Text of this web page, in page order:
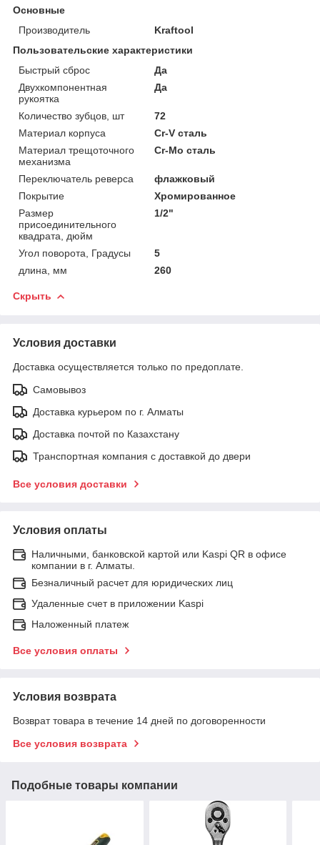
Основные
Производитель
Kraftool
Пользовательские характеристики
Быстрый сброс
Да
Двухкомпонентная
рукоятка
Да
Количество зубцов, шт
72
Материал корпуса
Cr-V сталь
Материал трещоточного
механизма
Cr-Mo сталь
Переключатель реверса
флажковый
Покрытие
Хромированное
Размер
присоединительного
квадрата, дюйм
1/2"
Угол поворота, Градусы
5
длина, мм
260
Скрыть
Условия доставки
Доставка осуществляется только по предоплате.
Самовывоз
Доставка курьером по г. Алматы
Доставка почтой по Казахстану
Транспортная компания с доставкой до двери
Все условия доставки
Условия оплаты
Наличными, банковской картой или Kaspi QR в офисе
компании в г. Алматы.
Безналичный расчет для юридических лиц
Удаленные счет в приложении Kaspi
Наложенный платеж
Все условия оплаты
Условия возврата
Возврат товара в течение 14 дней по договоренности
Все условия возврата
Подобные товары компании